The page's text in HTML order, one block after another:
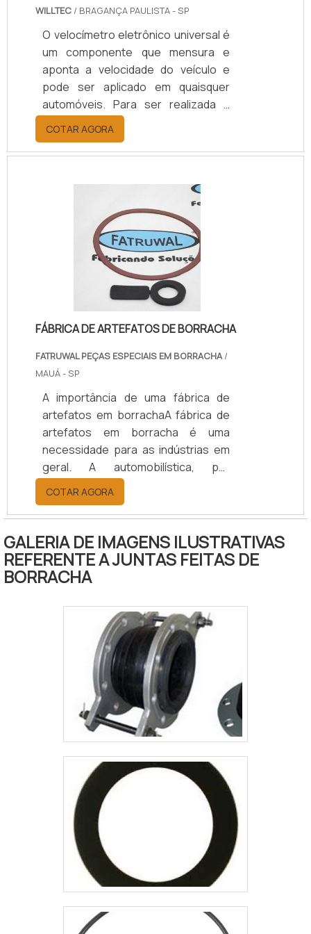
WILLTEC / BRAGANÇA PAULISTA - SP
O velocímetro eletrônico universal é
um componente que mensura e
aponta a velocidade do veículo e
pode ser aplicado em quaisquer
automóveis. Para ser realizada a
leitura adequada, os movimentos do
motor do veículo criam pulsos de
eletricidade detectados por um
velocímetro que capta as oscilações
do sensor e apresenta o número de
giros do motor, mas com a
conversão já efetuada, através de
um microcomputador, em
quilômetros por hora.Há
velocímetros até em: Equipamentos
COTAR AGORA
FÁBRICA DE ARTEFATOS DE BORRACHA
FATRUWAL PEÇAS ESPECIAIS EM BORRACHA/
MAUÁ - SP
A importância de uma fábrica de
artefatos em borrachaA fábrica de
artefatos em borracha é uma
necessidade para as indústrias em
geral. A automobilística, por
exemplo, tem a borracha como base
para muitos de seus componentes,
entre outras indústrias de diversos
segmentos. A variedade dos
produtos da fábrica de artefatos de
borracha é extensa, podendo
- Proteção; - Vedação; -
Componentes de engrenagens; -
Máquinas, entre outros.É importante
garantir a qualidade .
COTAR AGORA
GALERIA DE IMAGENS ILUSTRATIVAS
REFERENTE A JUNTAS FEITAS DE
BORRACHA